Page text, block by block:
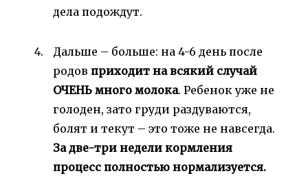
дела подождут.
Дальше – больше: на 4-6 день после
родов приходит на всякий случай
ОЧЕНЬ много молока. Ребенок уже не
голоден, зато груди раздуваются,
болят и текут – это тоже не навсегда.
За две-три недели кормления
процесс полностью нормализуется.